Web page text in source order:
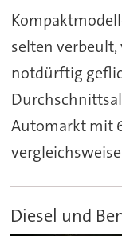
selten
notdürftig
Automarkt mit
Diesel und